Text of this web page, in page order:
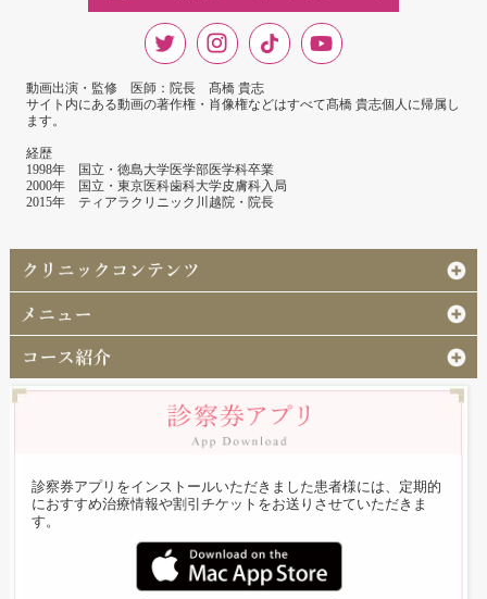
動画出演・監修 医師：院長 髙橋 貴志
サイト内にある動画の著作権・肖像権などはすべて髙橋 貴志個人に帰属し
ます。
経歴
1998年 国立・徳島大学医学部医学科卒業
2000年 国立・東京医科歯科大学皮膚科入局
2015年 ティアラクリニック川越院・院長
診察券アプリをインストールいただきました患者様には、定期的
におすすめ治療情報や割引チケットをお送りさせていただきま
す。